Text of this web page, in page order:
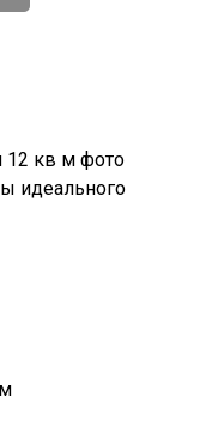
12 кв м фото
идеального